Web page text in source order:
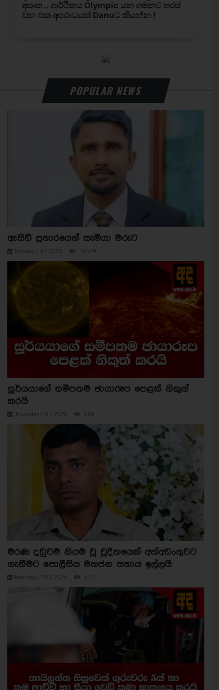
POPULAR NEWS
ඇසිඩ් ප්‍රහාරයෙන් සැමියා මරුට
Sunday / 9 / 2026 15479
සූර්යයාගේ සමීපතම ඡායාරූප පෙළක් නිකුත්
කරයි
Thursday / 6 / 2026 686
මරණ දඩුවම නියම වූ චූදිතයෙක් අත්අඩංගුවට
ගැනීමට පොලීසිය මහජන සහාය ඉල්ලයි
Monday / 10 / 2026 574